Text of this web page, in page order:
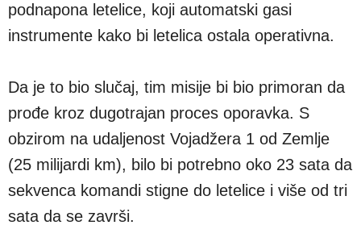
podnapona letelice, koji automatski gasi
instrumente kako bi letelica ostala operativna.
Da je to bio slučaj, tim misije bi bio primoran da
prođe kroz dugotrajan proces oporavka. S
obzirom na udaljenost Vojadžera 1 od Zemlje
(25 milijardi km), bilo bi potrebno oko 23 sata da
sekvenca komandi stigne do letelice i više od tri
sata da se završi.